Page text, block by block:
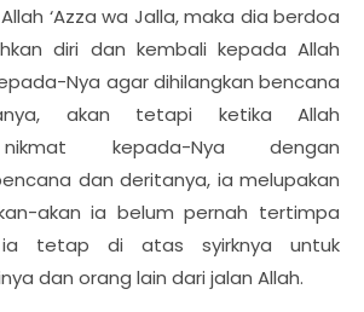
‘Azza wa Jalla, maka dia berdoa
diri dan kembali kepada Allah
Nya agar dihilangkan bencana
akan tetapi ketika Allah
kepada-Nya dengan
dan deritanya, ia melupakan
akan ia belum pernah tertimpa
tetap di atas syirknya untuk
dan orang lain dari jalan Allah.